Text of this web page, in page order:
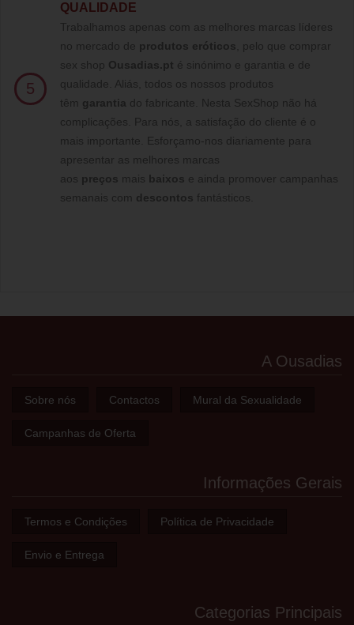
5
QUALIDADE
Trabalhamos apenas com as melhores marcas líderes
no mercado de produtos eróticos , pelo que comprar
sex shop Ousadias.pt é sinónimo e garantia e de
qualidade. Aliás, todos os nossos produtos
têm garantia do fabricante. Nesta SexShop não há
complicações. Para nós, a satisfação do cliente é o
mais importante. Esforçamo-nos diariamente para
apresentar as melhores marcas
aos preços mais baixos e ainda promover campanhas
semanais com descontos fantásticos.
A Ousadias
Sobre nós Contactos Mural da Sexualidade
Campanhas de Oferta
Informações Gerais
Termos e Condições Política de Privacidade
Envio e Entrega
Categorias Principais